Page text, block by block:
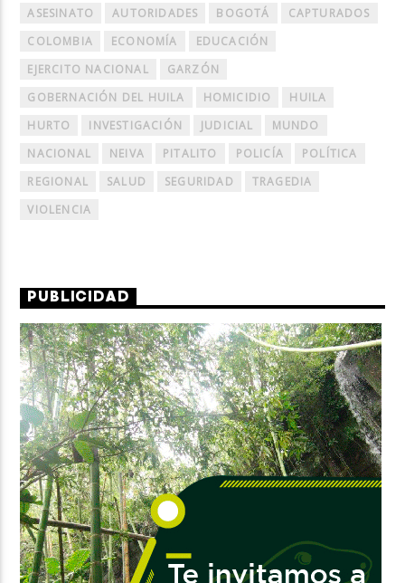
ASESINATO AUTORIDADES BOGOTÁ
CAPTURADOS
COLOMBIA
ECONOMÍA
EDUCACIÓN
EJERCITO NACIONAL
GARZÓN
GOBERNACIÓN DEL HUILA
HOMICIDIO
HUILA
HURTO
INVESTIGACIÓN JUDICIAL
MUNDO
NACIONAL
NEIVA PITALITO POLICÍA
POLÍTICA
REGIONAL
SALUD SEGURIDAD
TRAGEDIA
VIOLENCIA
PUBLICIDAD